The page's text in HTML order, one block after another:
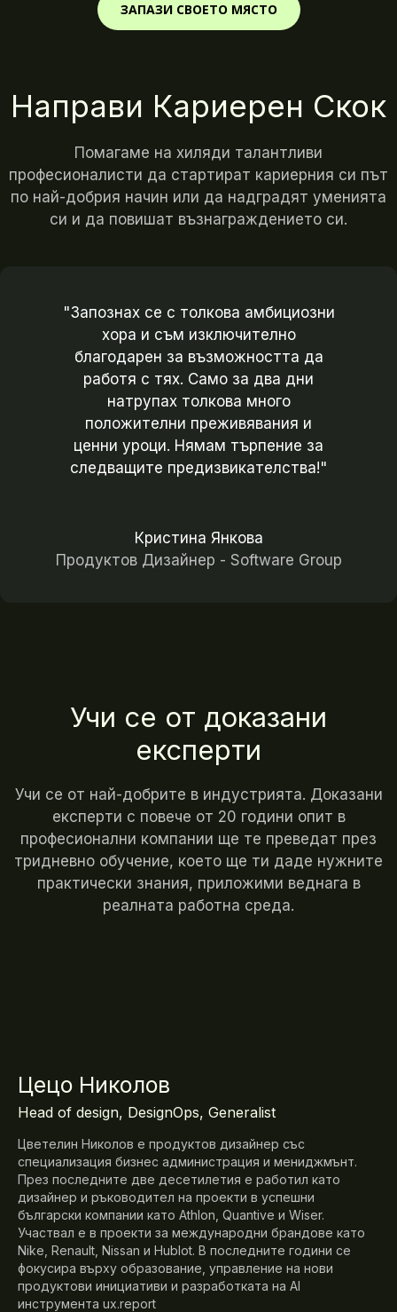
ЗАПАЗИ СВОЕТО МЯСТО
Направи Кариерен Скок
Помагаме на хиляди талантливи
професионалисти да стартират кариерния си път
по най-добрия начин или да надградят уменията
си и да повишат възнаграждението си.
"Запознах се с толкова амбициозни
хора и съм изключително
благодарен за възможността да
работя с тях. Само за два дни
натрупах толкова много
положителни преживявания и
ценни уроци. Нямам търпение за
следващите предизвикателства!"
Кристина Янкова
Продуктов Дизайнер - Software Group
Учи се от доказани
експерти
Учи се от най-добрите в индустрията. Доказани
експерти с повече от 20 години опит в
професионални компании ще те преведат през
тридневно обучение, което ще ти даде нужните
практически знания, приложими веднага в
реалната работна среда.
Цецо Николов
Head of design, DesignOps, Generalist
Цветелин Николов е продуктов дизайнер със
специализация бизнес администрация и мениджмънт.
През последните две десетилетия е работил като
дизайнер и ръководител на проекти в успешни
български компании като Athlon, Quantive и Wiser.
Участвал е в проекти за международни брандове като
Nike, Renault, Nissan и Hublot. В последните години се
фокусира върху образование, управление на нови
продуктови инициативи и разработката на AI
инструмента ux.report